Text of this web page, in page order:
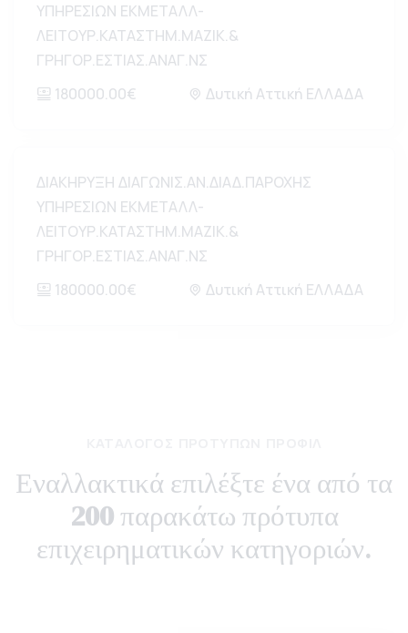
ΥΠΗΡΕΣΙΩΝ ΕΚΜΕΤΑΛΛ-
ΛΕΙΤΟΥΡ.ΚΑΤΑΣΤΗΜ.ΜΑΖΙΚ.&
ΓΡΗΓΟΡ.ΕΣΤΙΑΣ.ΑΝΑΓ.ΝΣ
180000.00€
Δυτική Αττική ΕΛΛΑΔΑ
ΔΙΑΚΗΡΥΞΗ ΔΙΑΓΩΝΙΣ.ΑΝ.ΔΙΑΔ.ΠΑΡΟΧΗΣ
ΥΠΗΡΕΣΙΩΝ ΕΚΜΕΤΑΛΛ-
ΛΕΙΤΟΥΡ.ΚΑΤΑΣΤΗΜ.ΜΑΖΙΚ.&
ΓΡΗΓΟΡ.ΕΣΤΙΑΣ.ΑΝΑΓ.ΝΣ
180000.00€
Δυτική Αττική ΕΛΛΑΔΑ
Εναλλακτικά επιλέξτε ένα από τα
200παρακάτω πρότυπα
επιχειρηματικών κατηγοριών.